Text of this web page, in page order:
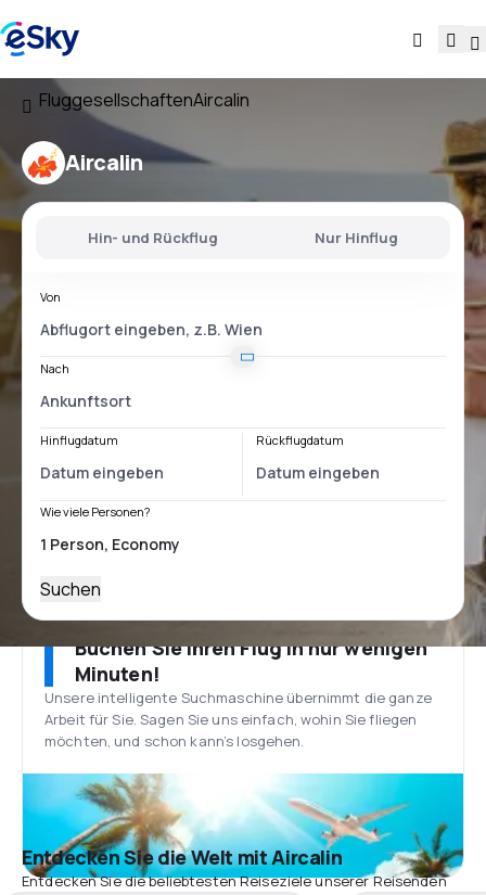
FluggesellschaftenAircalin
Aircalin
Hin- und Rückflug Nur Hinflug
Von
Nach
Hinflugdatum Rückflugdatum
Wie viele Personen?
Suchen
Buchen Sie Ihren Flug in nur wenigen
Minuten!
Unsere intelligente Suchmaschine übernimmt die ganze
Arbeit für Sie. Sagen Sie uns einfach, wohin Sie fliegen
möchten, und schon kann’s losgehen.
Entdecken Sie die Welt mit Aircalin
Entdecken Sie die beliebtesten Reiseziele unserer Reisenden